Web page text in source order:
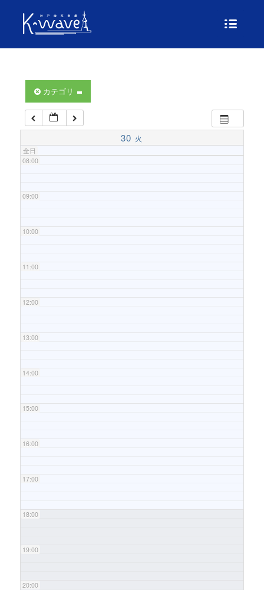
カテゴリ
30 火
全日
04:00
06:00
07:00
08:00
09:00
10:00
11:00
12:00
13:00
14:00
15:00
16:00
17:00
18:00
19:00
20:00